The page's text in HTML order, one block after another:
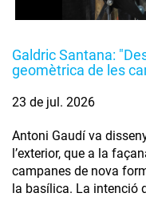
Galdric Santana:
geomètrica de les
23 de jul. 2026
Antoni Gaudí va
l’exterior, que a la
campanes de nova
la basílica. La intenció